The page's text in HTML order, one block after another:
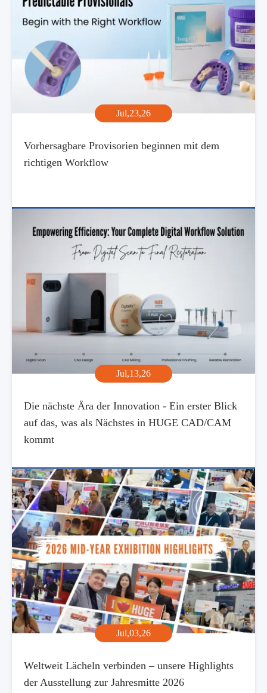
Jul,23,26
Vorhersagbare Provisorien beginnen mit dem
richtigen Workflow
Jul,13,26
Die nächste Ära der Innovation - Ein erster Blick
auf das, was als Nächstes in HUGE CAD/CAM
kommt
Jul,03,26
Weltweit Lächeln verbinden – unsere Highlights
der Ausstellung zur Jahresmitte 2026